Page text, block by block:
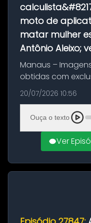
moto de
matar mulher
Antônio Aleixo;
Manaus –
obtidas com
momento da fuga
morte de Larissa
ocorreu na noite
20/07/2026 10:56
Ouça o texto
Ver